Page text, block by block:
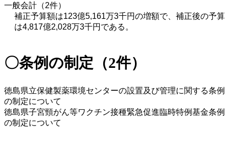
一般会計（2件）
補正予算額は123億5,161万3千円の増額で、補正後の予算
は4,817億2,028万3千円である。
〇条例の制定（2件）
徳島県立保健製薬環境センターの設置及び管理に関する条例
の制定について
徳島県子宮頸がん等ワクチン接種緊急促進臨時特例基金条例
の制定について